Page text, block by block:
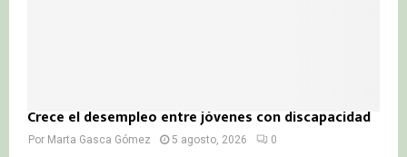
Crece el desempleo entre jóvenes con discapacidad
Por Marta Gasca Gómez 5 agosto, 2026 0